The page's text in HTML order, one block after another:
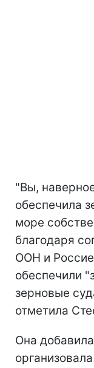
"Вы,
обеспечила
море
благодаря
ООН и
обеспечили
зерновые
отметила
Она